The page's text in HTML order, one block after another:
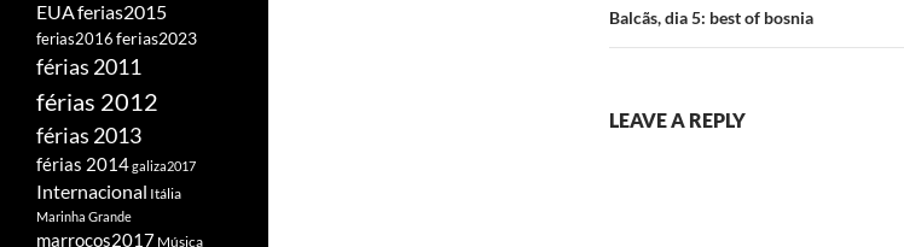
Balcãs, dia 5: best of bosnia
LEAVE A REPLY
EUAferias2015
ferias2016ferias2023
férias 2011
férias 2012
férias 2013
férias 2014galiza2017
Internacional Itália
Marinha Grande
marrocos2017 Música